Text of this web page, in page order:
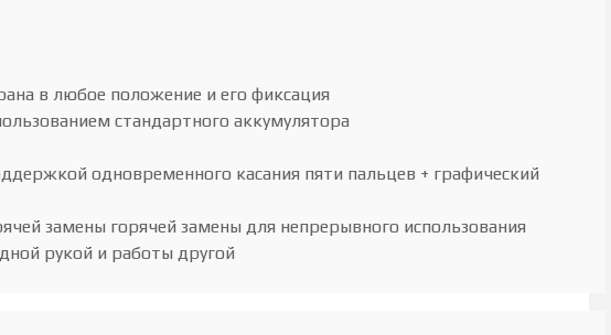
в любое положение и его фиксация
стандартного аккумулятора
одновременного касания пяти пальцев + графический
замены горячей замены для непрерывного использования
рукой и работы другой